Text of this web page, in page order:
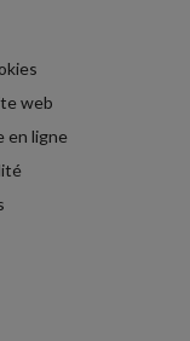
web
en ligne